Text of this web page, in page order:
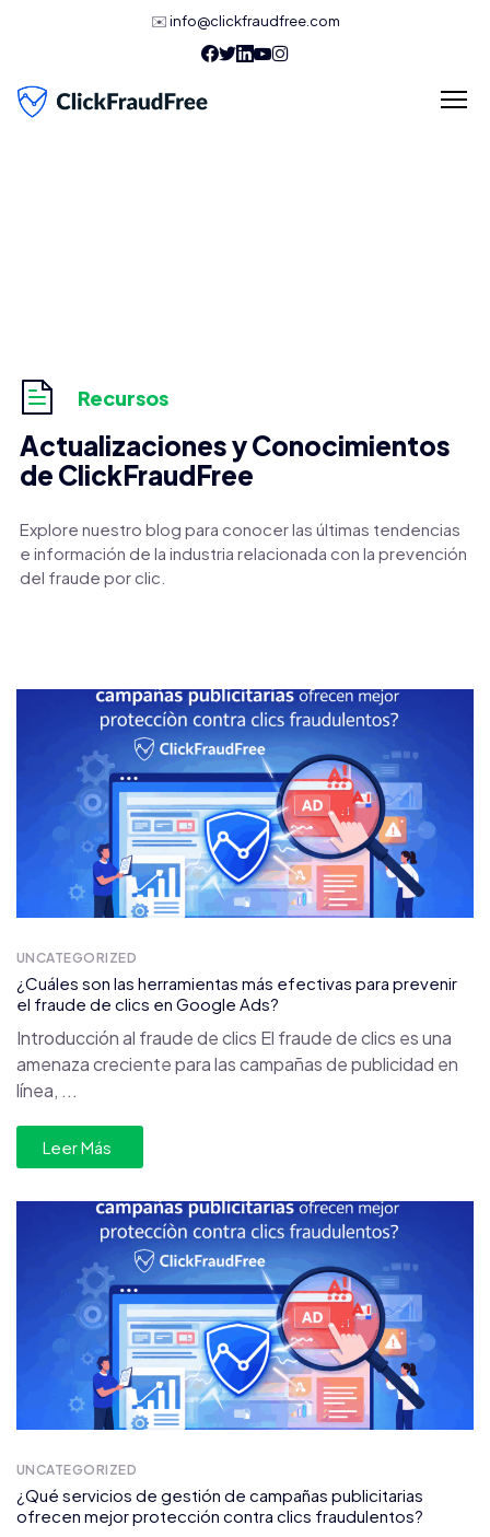
✉️info@clickfraudfree.com
Recursos
Actualizaciones y Conocimientos
de ClickFraudFree
Explore nuestro blog para conocer las últimas tendencias
e información de la industria relacionada con la prevención
del fraude por clic.
UNCATEGORIZED
¿Cuáles son las herramientas más efectivas para prevenir
el fraude de clics en Google Ads?
Introducción al fraude de clics El fraude de clics es una
amenaza creciente para las campañas de publicidad en
línea, ...
Leer Más
UNCATEGORIZED
¿Qué servicios de gestión de campañas publicitarias
ofrecen mejor protección contra clics fraudulentos?